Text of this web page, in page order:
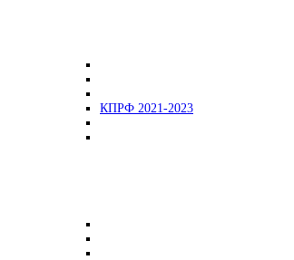
КПРФ 2021-2023